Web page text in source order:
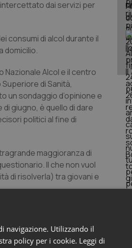
dai servizi per
consumi di alcol durante il
domicilio.
Nazionale Alcol e il centro
di Sanità,
un sondaggio d’opinione e
giugno, è quello di dare
politici al fine di
maggioranza di
Il che non vuol
di risolverla) tra giovani e
all’alcol, precedente
navigazione. Utilizzando il
policy per i cookie. Leggi di